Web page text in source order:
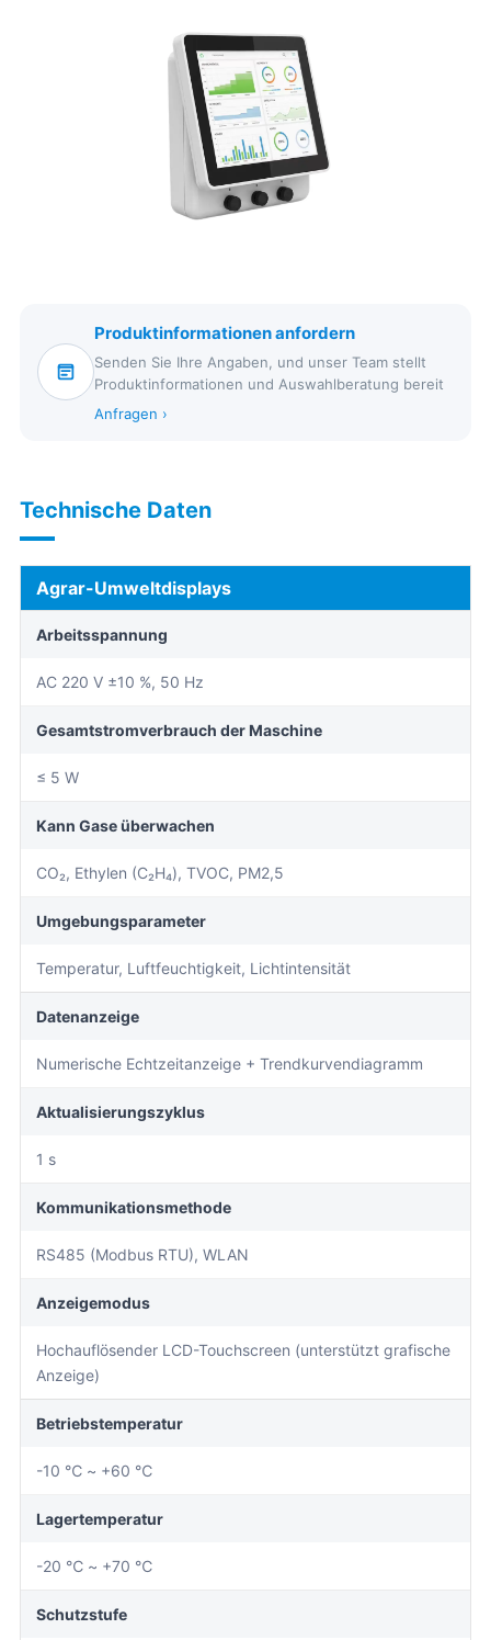
Produktinformationen anfordern
Senden Sie Ihre Angaben, und unser Team stellt
Produktinformationen und Auswahlberatung bereit
Anfragen ›
Technische Daten
Agrar-Umweltdisplays
Arbeitsspannung
AC 220 V ±10 %, 50 Hz
Gesamtstromverbrauch der Maschine
≤ 5 W
Kann Gase überwachen
CO₂, Ethylen (C₂H₄), TVOC, PM2,5
Umgebungsparameter
Temperatur, Luftfeuchtigkeit, Lichtintensität
Datenanzeige
Numerische Echtzeitanzeige + Trendkurvendiagramm
Aktualisierungszyklus
1 s
Kommunikationsmethode
RS485 (Modbus RTU), WLAN
Anzeigemodus
Hochauflösender LCD-Touchscreen (unterstützt grafische
Anzeige)
Betriebstemperatur
-10 ℃ ~ +60 ℃
Lagertemperatur
-20 ℃ ~ +70 ℃
Schutzstufe